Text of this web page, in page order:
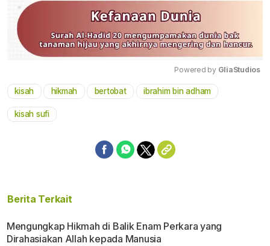
Powered by GliaStudios
kisah hikmah bertobat ibrahim bin adham
kisah sufi
Berita Terkait
Mengungkap Hikmah di Balik Enam Perkara yang
Dirahasiakan Allah kepada Manusia